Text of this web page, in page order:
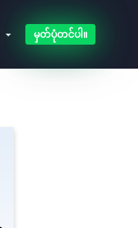
မှတ်ပုံတင်ပါ။